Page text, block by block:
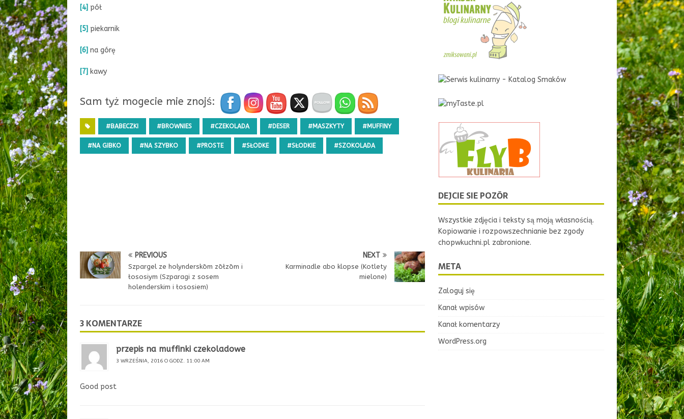
[4] pół
[5] piekarnik
[6] na górę
[7] kawy
Sam tyż mogecie mie znojś:
#BABECZKI #BROWNIES #CZEKOLADA #DESER #MASZKYTY #MUFFINY
#NA GIBKO #NA SZYBKO #PROSTE #SŁODKE #SŁODKIE #SZOKOLADA
PREVIOUS
Szpargel ze holynderskōm zōłzōm i
łososiym (Szparagi z sosem
holenderskim i łososiem)
NEXT
Karminadle abo klopse (Kotlety
mielone)
3 KOMENTARZE
przepis na muffinki czekoladowe
3 WRZEŚNIA, 2016 O GODZ. 11:00 AM
Good post
DEJCIE SIE POZŌR
Wszystkie zdjęcia i teksty są moją własnością.
Kopiowanie i rozpowszechnianie bez zgody
chopwkuchni.pl zabronione.
META
Zaloguj się
Kanał wpisów
Kanał komentarzy
WordPress.org